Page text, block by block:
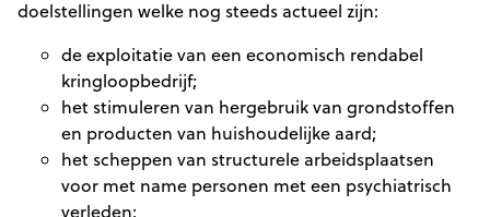
doelstellingen welke nog steeds actueel zijn:
de exploitatie van een economisch rendabel
kringloopbedrijf;
het stimuleren van hergebruik van grondstoffen
en producten van huishoudelijke aard;
het scheppen van structurele arbeidsplaatsen
voor met name personen met een psychiatrisch
verleden;